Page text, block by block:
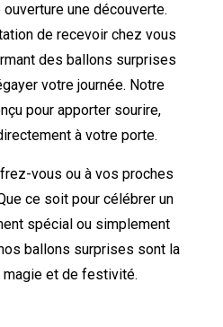
une découverte.
de recevoir chez vous
des ballons surprises
votre journée. Notre
pour apporter sourire,
à votre porte.
vous ou à vos proches
ce soit pour célébrer un
spécial ou simplement
ballons surprises sont la
et de festivité.